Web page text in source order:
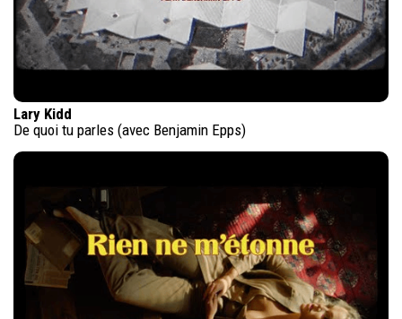
Lary Kidd
De quoi tu parles (avec Benjamin Epps)